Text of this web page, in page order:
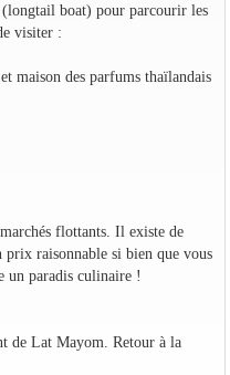
boat) pour parcourir les
visiter :
maison des parfums thaïlandais
flottants. Il existe de
prix raisonnable si bien que vous
un paradis culinaire !
de Lat Mayom. Retour à la